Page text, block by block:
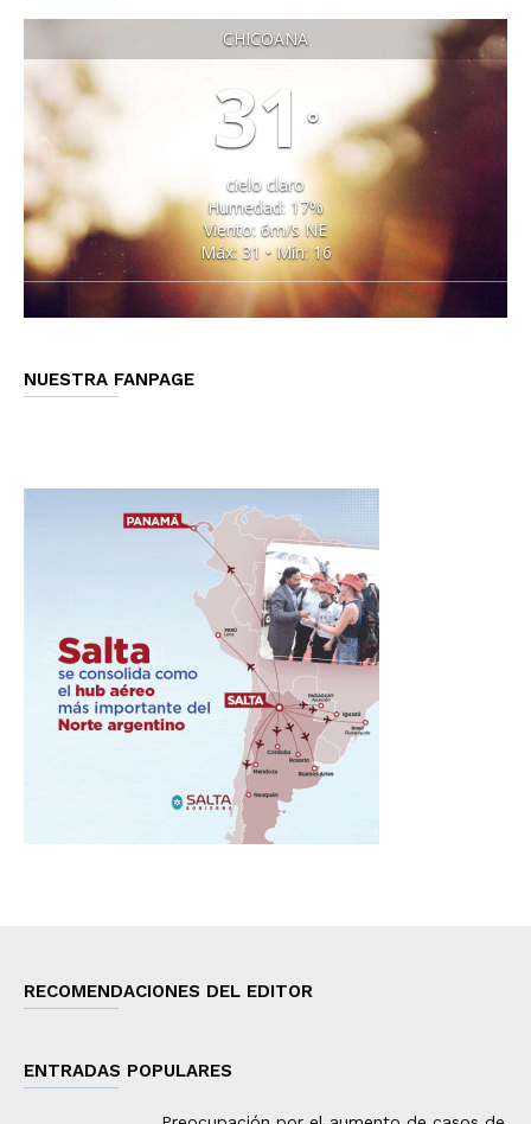
CHICOANA
31 °
cielo claro
Humedad: 17%
Viento: 6m/s NE
Máx: 31 • Mín: 16
NUESTRA FANPAGE
RECOMENDACIONES DEL EDITOR
ENTRADAS POPULARES